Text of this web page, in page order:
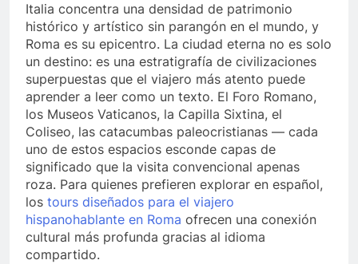
Italia concentra una densidad de patrimonio
histórico y artístico sin parangón en el mundo, y
Roma es su epicentro. La ciudad eterna no es solo
un destino: es una estratigrafía de civilizaciones
superpuestas que el viajero más atento puede
aprender a leer como un texto. El Foro Romano,
los Museos Vaticanos, la Capilla Sixtina, el
Coliseo, las catacumbas paleocristianas — cada
uno de estos espacios esconde capas de
significado que la visita convencional apenas
roza. Para quienes prefieren explorar en español,
los tours diseñados para el viajero
hispanohablante en Roma ofrecen una conexión
cultural más profunda gracias al idioma
compartido.